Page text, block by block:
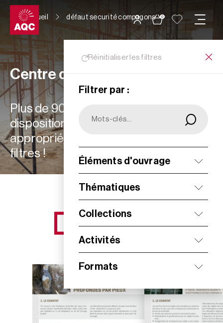
Panneau de gestion des cookies
0
Accueil défaut securité compagons
Réinitialiser les filtres
Filtrer par :
Éléments d'ouvrage
Thématiques
Collections
Activités
Formats
Centre de ressources
Plus de 900 ressources à votre
disposition : choisissez les plus
appropriées à vos besoins grâce aux
filtres !
NOS NOUVEAUTÉS